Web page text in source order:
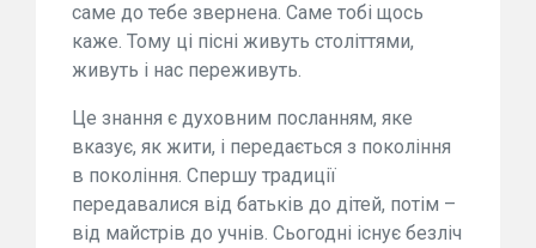
саме до тебе звернена. Саме тобі щось
каже. Тому ці пісні живуть століттями,
живуть і нас переживуть.
Це знання є духовним посланням, яке
вказує, як жити, і передається з покоління
в покоління. Спершу традиції
передавалися від батьків до дітей, потім –
від майстрів до учнів. Сьогодні існує безліч